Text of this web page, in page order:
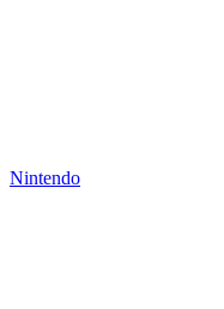
Nintendo